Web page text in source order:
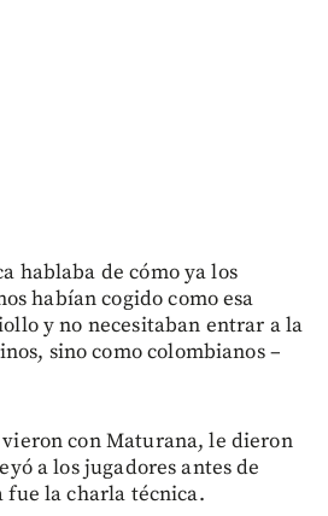
hablaba de cómo ya los
habían cogido como esa
y no necesitaban entrar a la
sino como colombianos –
con Maturana, le dieron
a los jugadores antes de
fue la charla técnica.